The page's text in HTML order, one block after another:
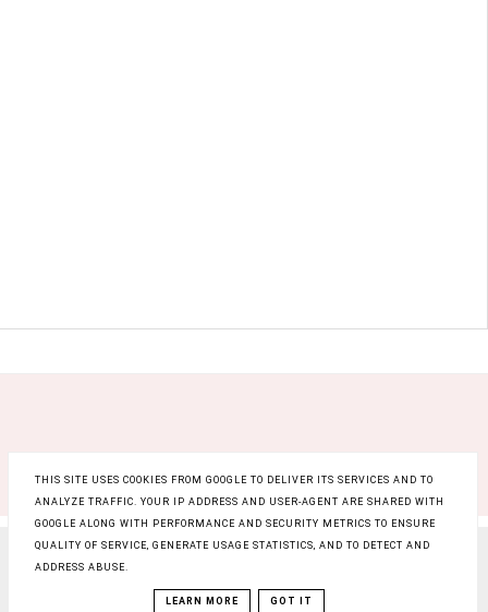
COPYRIGHT ©
BLOG DESIGN:KAROGRAFIA.PL
THIS SITE USES COOKIES FROM GOOGLE TO DELIVER ITS SERVICES AND TO
ANALYZE TRAFFIC. YOUR IP ADDRESS AND USER-AGENT ARE SHARED WITH
GOOGLE ALONG WITH PERFORMANCE AND SECURITY METRICS TO ENSURE
QUALITY OF SERVICE, GENERATE USAGE STATISTICS, AND TO DETECT AND
ADDRESS ABUSE.
LEARN MORE GOT IT